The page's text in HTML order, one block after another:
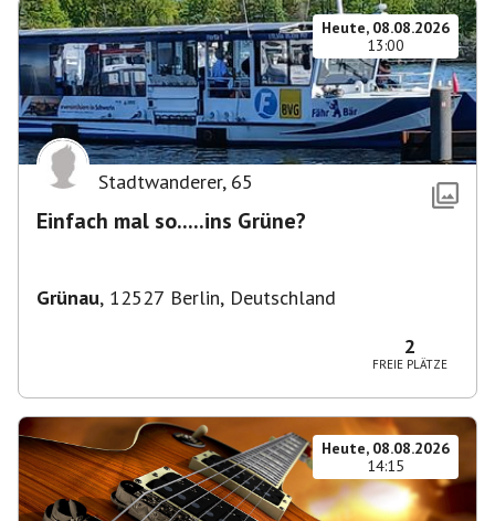
Heute, 08.08.2026
13:00
Stadtwanderer, 65
Einfach mal so.....ins Grüne?
Grünau, 12527 Berlin, Deutschland
2
FREIE PLÄTZE
Heute, 08.08.2026
14:15